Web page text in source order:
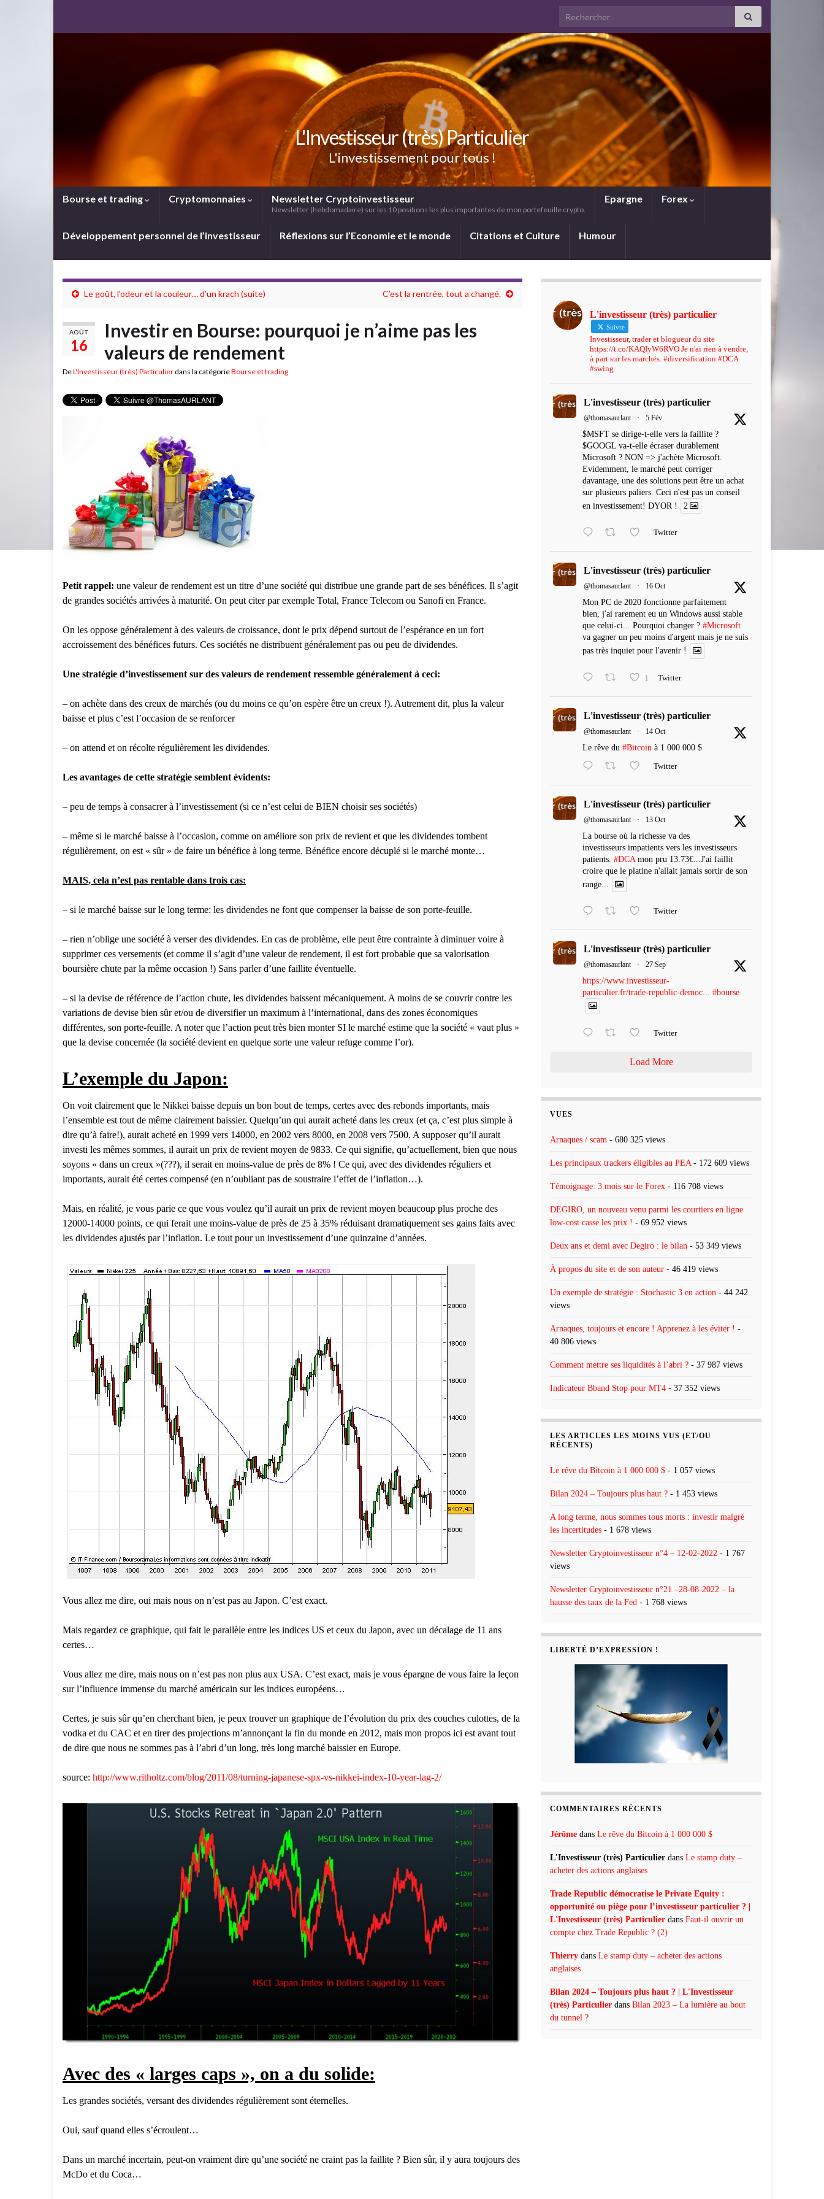
Search for:
L'Investisseur (très) Particulier
L'investissement pour tous !
Bourse et trading Cryptomonnaies Newsletter Cryptoinvestisseur
Newsletter (hebdomadaire) sur les 10 positions les plus importantes de mon portefeuille crypto.
Epargne Forex
Développement personnel de l’investisseur Réflexions sur l’Economie et le monde Citations et Culture Humour
Le goût, l’odeur et la couleur… d’un krach (suite) C’est la rentrée, tout a changé.
AOÛT
16
Investir en Bourse: pourquoi je n’aime pas les
valeurs de rendement
DeL'Investisseur (très) Particulier dans la catégorieBourse et trading
Petit rappel: une valeur de rendement est un titre d’une société qui distribue une grande part de ses bénéfices. Il s’agit
de grandes sociétés arrivées à maturité. On peut citer par exemple Total, France Telecom ou Sanofi en France.
On les oppose généralement à des valeurs de croissance, dont le prix dépend surtout de l’espérance en un fort
accroissement des bénéfices futurs. Ces sociétés ne distribuent généralement pas ou peu de dividendes.
Une stratégie d’investissement sur des valeurs de rendement ressemble généralement à ceci:
– on achète dans des creux de marchés (ou du moins ce qu’on espère être un creux !). Autrement dit, plus la valeur
baisse et plus c’est l’occasion de se renforcer
– on attend et on récolte régulièrement les dividendes.
Les avantages de cette stratégie semblent évidents:
– peu de temps à consacrer à l’investissement (si ce n’est celui de BIEN choisir ses sociétés)
– même si le marché baisse à l’occasion, comme on améliore son prix de revient et que les dividendes tombent
régulièrement, on est « sûr » de faire un bénéfice à long terme. Bénéfice encore décuplé si le marché monte…
MAIS, cela n’est pas rentable dans trois cas:
– si le marché baisse sur le long terme: les dividendes ne font que compenser la baisse de son porte-feuille.
– rien n’oblige une société à verser des dividendes. En cas de problème, elle peut être contrainte à diminuer voire à
supprimer ces versements (et comme il s’agit d’une valeur de rendement, il est fort probable que sa valorisation
boursière chute par la même occasion !) Sans parler d’une faillite éventuelle.
– si la devise de référence de l’action chute, les dividendes baissent mécaniquement. A moins de se couvrir contre les
variations de devise bien sûr et/ou de diversifier un maximum à l’international, dans des zones économiques
différentes, son porte-feuille. A noter que l’action peut très bien monter SI le marché estime que la société « vaut plus »
que la devise concernée (la société devient en quelque sorte une valeur refuge comme l’or).
L’exemple du Japon:
On voit clairement que le Nikkei baisse depuis un bon bout de temps, certes avec des rebonds importants, mais
l’ensemble est tout de même clairement baissier. Quelqu’un qui aurait acheté dans les creux (et ça, c’est plus simple à
dire qu’à faire!), aurait acheté en 1999 vers 14000, en 2002 vers 8000, en 2008 vers 7500. A supposer qu’il aurait
investi les mêmes sommes, il aurait un prix de revient moyen de 9833. Ce qui signifie, qu’actuellement, bien que nous
soyons « dans un creux »(???), il serait en moins-value de près de 8% ! Ce qui, avec des dividendes réguliers et
importants, aurait été certes compensé (en n’oubliant pas de soustraire l’effet de l’inflation…).
Mais, en réalité, je vous parie ce que vous voulez qu’il aurait un prix de revient moyen beaucoup plus proche des
12000-14000 points, ce qui ferait une moins-value de près de 25 à 35% réduisant dramatiquement ses gains faits avec
les dividendes ajustés par l’inflation. Le tout pour un investissement d’une quinzaine d’années.
Vous allez me dire, oui mais nous on n’est pas au Japon. C’est exact.
Mais regardez ce graphique, qui fait le parallèle entre les indices US et ceux du Japon, avec un décalage de 11 ans
certes…
Vous allez me dire, mais nous on n’est pas non plus aux USA. C’est exact, mais je vous épargne de vous faire la leçon
sur l’influence immense du marché américain sur les indices européens…
Certes, je suis sûr qu’en cherchant bien, je peux trouver un graphique de l’évolution du prix des couches culottes, de la
vodka et du CAC et en tirer des projections m’annonçant la fin du monde en 2012, mais mon propos ici est avant tout
de dire que nous ne sommes pas à l’abri d’un long, très long marché baissier en Europe.
source: http://www.ritholtz.com/blog/2011/08/turning-japanese-spx-vs-nikkei-index-10-year-lag-2/
Avec des « larges caps », on a du solide:
Les grandes sociétés, versant des dividendes régulièrement sont éternelles.
Oui, sauf quand elles s’écroulent…
Dans un marché incertain, peut-on vraiment dire qu’une société ne craint pas la faillite ? Bien sûr, il y aura toujours des
McDo et du Coca…
L'investisseur (très) particulier
Suivre
Investisseur, trader et blogueur du site
https://t.co/KAQIyW6RVO Je n'ai rien à vendre,
à part sur les marchés. #diversification #DCA
#swing
L'investisseur (très) particulier
@thomasaurlant · 5 Fév
$MSFT se dirige-t-elle vers la faillite ?
$GOOGL va-t-elle écraser durablement
Microsoft ? NON => j'achète Microsoft.
Evidemment, le marché peut corriger
davantage, une des solutions peut être un achat
sur plusieurs paliers. Ceci n'est pas un conseil
en investissement! DYOR !
2
Twitter
L'investisseur (très) particulier
@thomasaurlant · 16 Oct
Mon PC de 2020 fonctionne parfaitement
bien, j'ai rarement eu un Windows aussi stable
que celui-ci... Pourquoi changer ? #Microsoft
va gagner un peu moins d'argent mais je ne suis
pas très inquiet pour l'avenir !
1 Twitter
L'investisseur (très) particulier
@thomasaurlant · 14 Oct
Le rêve du #Bitcoin à 1 000 000 $
Twitter
L'investisseur (très) particulier
@thomasaurlant · 13 Oct
La bourse où la richesse va des
investisseurs impatients vers les investisseurs
patients. #DCAmon pru 13.73€...J'ai faillit
croire que le platine n'allait jamais sortir de son
range...
Twitter
L'investisseur (très) particulier
@thomasaurlant · 27 Sep
https://www.investisseur-
particulier.fr/trade-republic-democ... #bourse
Twitter
Load More
VUES
Arnaques / scam - 680 325 views
Les principaux trackers éligibles au PEA - 172 609 views
Témoignage: 3 mois sur le Forex - 116 708 views
DEGIRO, un nouveau venu parmi les courtiers en ligne
low-cost casse les prix ! - 69 952 views
Deux ans et demi avec Degiro : le bilan - 53 349 views
À propos du site et de son auteur - 46 419 views
Un exemple de stratégie : Stochastic 3 en action - 44 242
views
Arnaques, toujours et encore ! Apprenez à les éviter ! -
40 806 views
Comment mettre ses liquidités à l’abri ? - 37 987 views
Indicateur Bband Stop pour MT4 - 37 352 views
LES ARTICLES LES MOINS VUS (ET/OU
RÉCENTS)
Le rêve du Bitcoin à 1 000 000 $ - 1 057 views
Bilan 2024 – Toujours plus haut ? - 1 453 views
A long terme, nous sommes tous morts : investir malgré
les incertitudes - 1 678 views
Newsletter Cryptoinvestisseur n°4 – 12-02-2022 - 1 767
views
Newsletter Cryptoinvestisseur n°21 –28-08-2022 – la
hausse des taux de la Fed - 1 768 views
LIBERTÉ D’EXPRESSION !
COMMENTAIRES RÉCENTS
Jérôme dans Le rêve du Bitcoin à 1 000 000 $
L'Investisseur (très) Particulier dans Le stamp duty –
acheter des actions anglaises
Trade Republic démocratise le Private Equity :
opportunité ou piège pour l’investisseur particulier ? |
L'Investisseur (très) Particulier dans Faut-il ouvrir un
compte chez Trade Republic ? (2)
Thierry dans Le stamp duty – acheter des actions
anglaises
Bilan 2024 – Toujours plus haut ? | L'Investisseur
(très) Particulier dans Bilan 2023 – La lumière au bout
du tunnel ?